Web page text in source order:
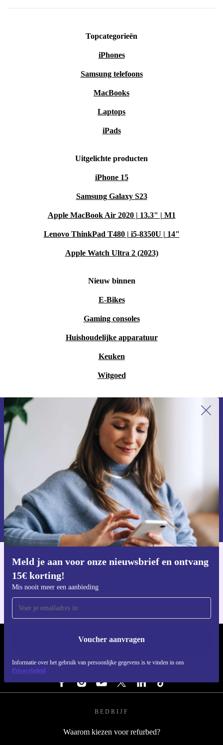
Topcategorieën
iPhones
Samsung telefoons
MacBooks
Laptops
iPads
Uitgelichte producten
iPhone 15
Samsung Galaxy S23
Apple MacBook Air 2020 | 13.3" | M1
Lenovo ThinkPad T480 | i5-8350U | 14"
Apple Watch Ultra 2 (2023)
Nieuw binnen
E-Bikes
Gaming consoles
Huishoudelijke apparatuur
Keuken
Witgoed
Meld je aan voor onze nieuwsbrief en ontvang
15€ korting!
Mis nooit meer een aanbieding
Voucher aanvragen
Informatie over het gebruik van persoonlijke gegevens is te vinden in ons
Privacybeleid
Meld je aan voor onze nieuwsbrief en
ontvang €15 korting!
Mis nooit meer een aanbieding.
Voucher aanvragen
Informatie over het gebruik van persoonsgegevens vind je in ons
privacybeleid
Download de refurbed app
REFURBED NEDERLAND - RETHINK NEW.
VOLG ONS
BEDRIJF
Waarom kiezen voor refurbed?